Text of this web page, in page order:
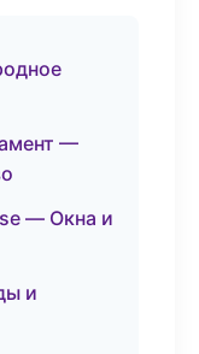
—
— Окна и
и